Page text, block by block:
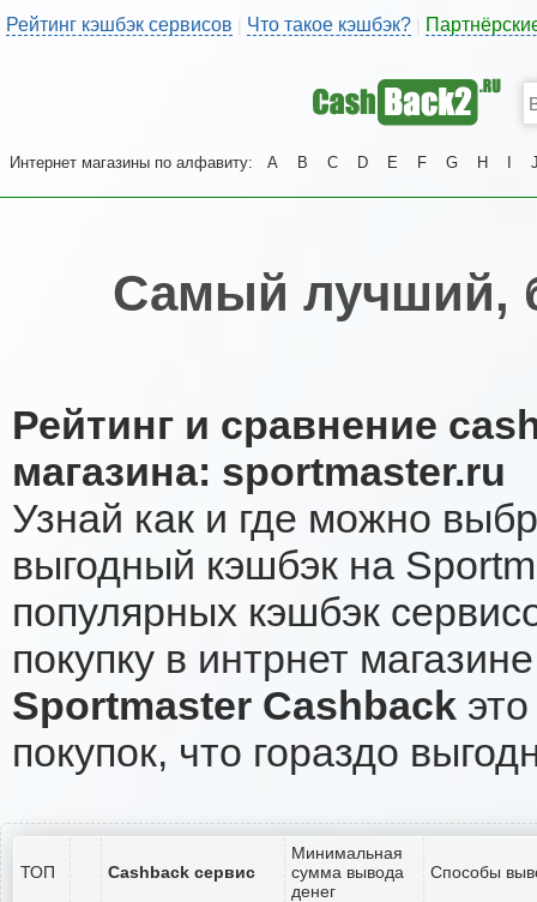
Рейтинг кэшбэк сервисов | Что такое кэшбэк?
Интернет магазины по алфавиту: A B C D E F G H
Самый лучший,
Рейтинг и сравнение
магазина: sportmaster.ru
Узнай как и где можно
выгодный кэшбэк на
популярных кэшбэк
покупку в интрнет
Sportmaster Cashback
покупок, что гораздо
ТОП Cashback сервис
Минимальная
сумма вывода
денег
Способы